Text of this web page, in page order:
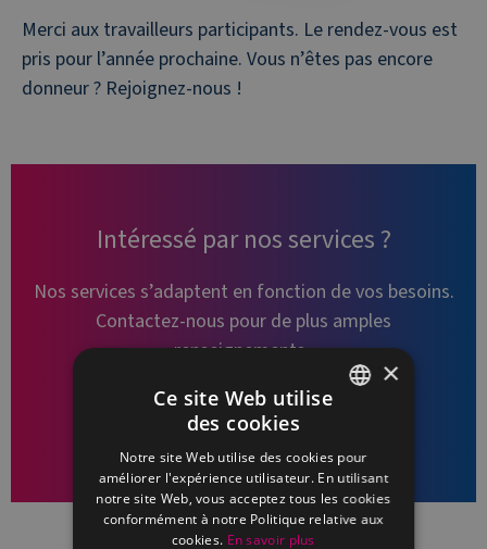
Merci aux travailleurs participants. Le rendez-vous est
pris pour l’année prochaine. Vous n’êtes pas encore
donneur ? Rejoignez-nous !
Intéressé par nos services ?
Nos services s’adaptent en fonction de vos besoins.
Contactez-nous pour de plus amples
renseignements.
PLANIFIER UN APPEL
DUTCH
×
Ce site Web utilise
des cookies
Notre site Web utilise des cookies pour
améliorer l'expérience utilisateur. En utilisant
notre site Web, vous acceptez tous les cookies
conformément à notre Politique relative aux
cookies. En savoir plus